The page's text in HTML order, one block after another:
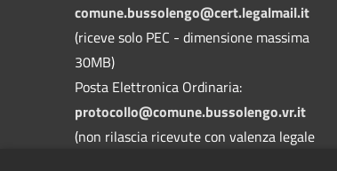
comune.bussolengo@cert.legalmail.it
(riceve solo PEC - dimensione massima
30MB)
Posta Elettronica Ordinaria:
protocollo@comune.bussolengo.vr.it
(non rilascia ricevute con valenza legale